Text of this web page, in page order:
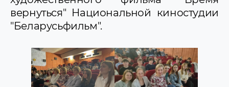
вернуться" Национальной киностудии
"Беларусьфильм".